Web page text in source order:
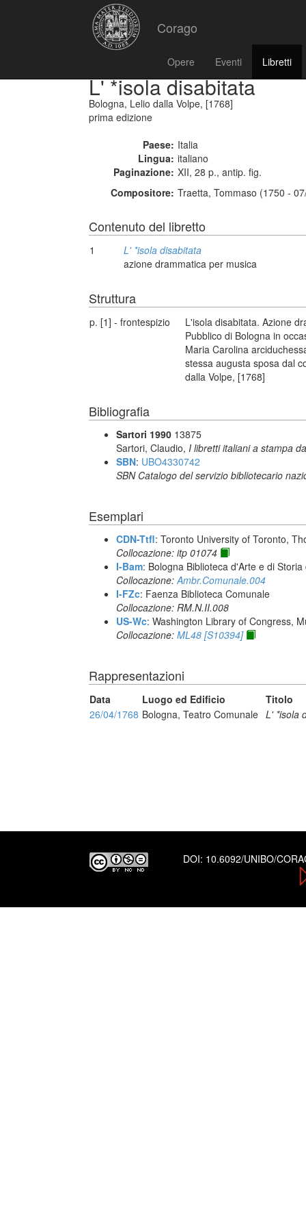
Corago
Opere Eventi Libretti
L' *isola disabitata
Bologna, Lelio dalla Volpe, [1768]
prima edizione
Paese: Italia
Lingua: italiano
Paginazione: XII, 28 p., antip. fig.
Compositore: Traetta, Tommaso (1750 -
Contenuto del libretto
1
L' *isola disabitata
azione drammatica per musica
Struttura
p. [1] - frontespizio
L'isola disabitata. Azione
Pubblico di Bologna in
Maria Carolina
stessa augusta sposa dal
dalla Volpe, [1768]
Bibliografia
Sartori 1990 13875
Sartori, Claudio, I libretti italiani a stampa
SBN: UBO4330742
SBN Catalogo del servizio bibliotecario
Esemplari
CDN-Ttfl: Toronto University of Toronto,
Collocazione: itp 01074
I-Bam: Bologna Biblioteca d'Arte e di
Collocazione:Ambr.Comunale.004
I-FZc: Faenza Biblioteca Comunale
Collocazione: RM.N.II.008
US-Wc: Washington Library of Congress,
Collocazione: ML48 [S10394]
Rappresentazioni
Data Luogo ed Edificio
Titolo
26/04/1768 Bologna, Teatro Comunale L' *isola
DOI: 10.6092/UNIBO/